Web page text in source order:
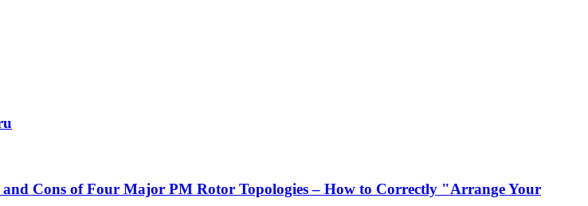
Cons of Four Major PM Rotor Topologies – How to Correctly "Arrange Your